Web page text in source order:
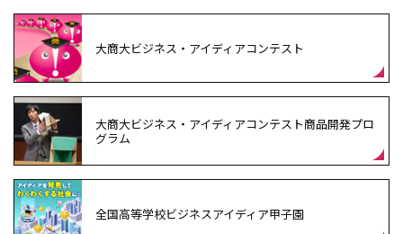
大商大ビジネス・アイディアコンテスト
大商大ビジネス・アイディアコンテスト商品開発プロ
グラム
全国高等学校ビジネスアイディア甲子園